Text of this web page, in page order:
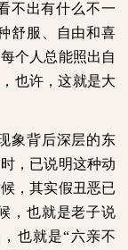
不出有什么不一
舒服、自由和喜
个人总能照出自
也许，这就是大
象背后深层的东
，已说明这种动
，其实假丑恶已
，也就是老子说
也就是“六亲不